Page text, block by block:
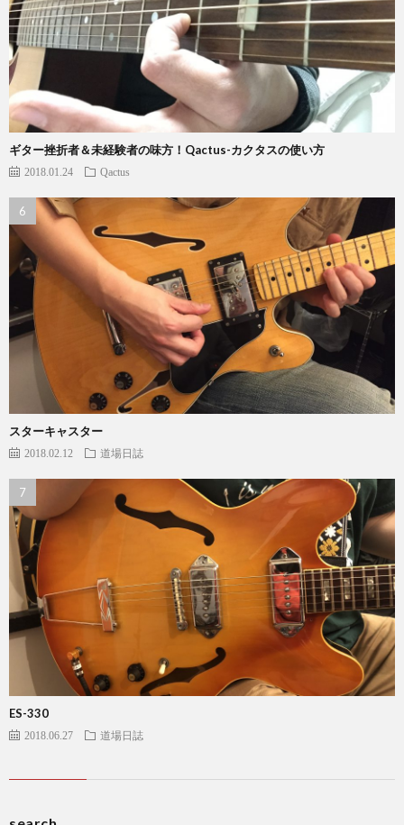
ギター挫折者＆未経験者の味方！Qactus-カクタスの使い方
2018.01.24 Qactus
スターキャスター
2018.02.12 道場日誌
ES-330
2018.06.27 道場日誌